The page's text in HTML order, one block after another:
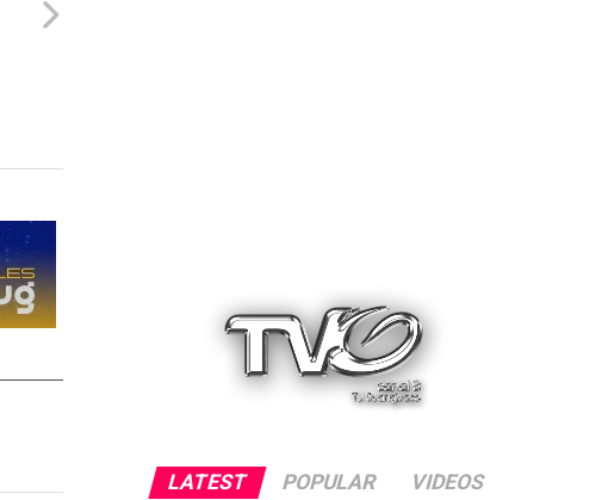
LATEST POPULAR VIDEOS